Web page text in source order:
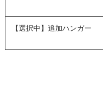
【選択中】 追加ハンガー